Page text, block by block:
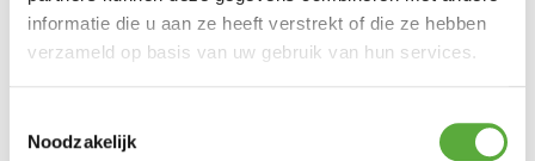
informatie die u aan ze heeft verstrekt of die ze hebben
verzameld op basis van uw gebruik van hun services.
Noodzakelijk